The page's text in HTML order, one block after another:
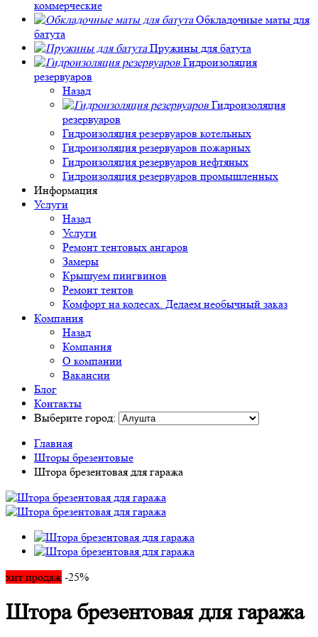
коммерческие
Обкладочные маты для
батута
Пружины для батута
Гидроизоляция
резервуаров
Назад
Гидроизоляция
резервуаров
Гидроизоляция резервуаров котельных
Гидроизоляция резервуаров пожарных
Гидроизоляция резервуаров нефтяных
Гидроизоляция резервуаров промышленных
Информация
Услуги
Назад
Услуги
Ремонт тентовых ангаров
Замеры
Крышуем пингвинов
Ремонт тентов
Комфорт на колесах. Делаем необычный заказ
Компания
Назад
Компания
О компании
Вакансии
Блог
Контакты
Выберите город:
Главная
Шторы брезентовые
Штора брезентовая для гаража
хит продаж -25%
Штора брезентовая для гаража